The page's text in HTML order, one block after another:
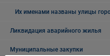
Их именами названы улицы
Ликвидация аварийного жилья
Муниципальные закупки